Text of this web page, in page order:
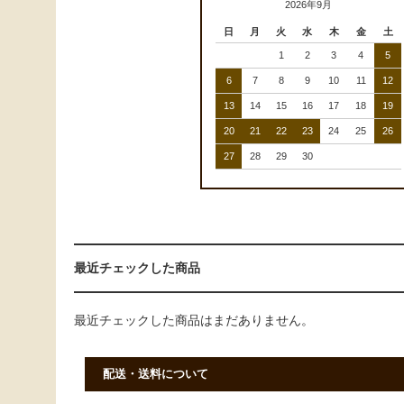
2026年9月
日 月 火 水 木 金 土
1 2 3 4 5
6 7 8 9 10 11 12
13 14 15 16 17 18 19
20 21 22 23 24 25 26
27 28 29 30
最近チェックした商品
最近チェックした商品はまだありません。
配送・送料について